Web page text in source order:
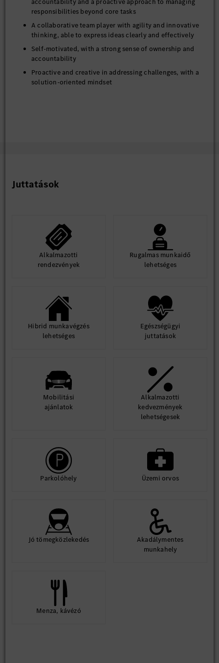
responsibilities beyond core tasks
A collaborative team player with agility and innovative
thinking, able to express ideas clearly and effectively
Self-motivated, with a strong sense of ownership and
accountability
Proactive and creative in addressing challenges, with a
solution-oriented mindset
Juttatások
Alkalmazotti
rendezvények
Rugalmas munkaidő
lehetséges
Hibrid munkavégzés
lehetséges
Egészségügyi
juttatások
Mobilitási
ajánlatok
Alkalmazotti
kedvezmények
lehetségesek
Parkolóhely Üzemi orvos
Jó tömegközlekedés
Akadálymentes
munkahely
Menza, kávézó